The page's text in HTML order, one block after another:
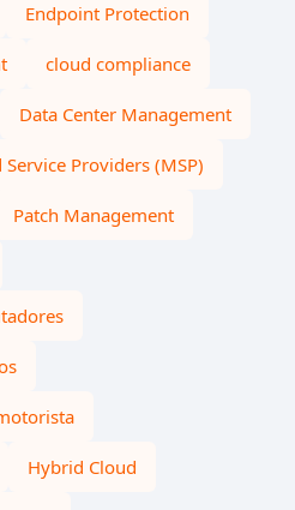
Endpoint Protection
cloud compliance
Data Center Management
Service Providers (MSP)
Patch Management
Hybrid Cloud